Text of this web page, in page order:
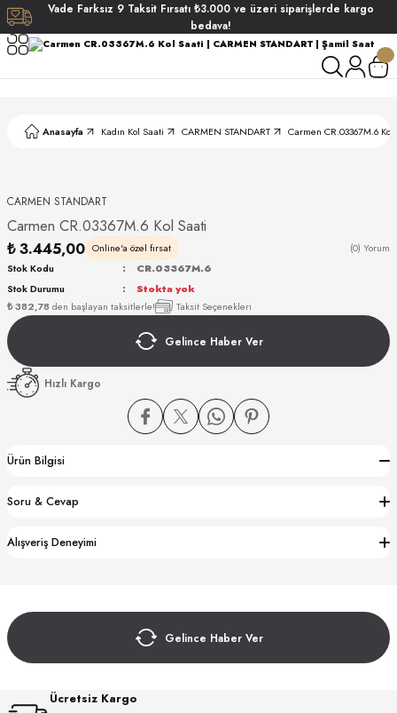
Vade Farksız 9 Taksit Fırsatı ₺3.000 ve üzeri siparişlerde kargo
bedava!
Anasayfa Kadın Kol Saati CARMEN STANDART Carmen CR.03367M.6 Kol
CARMEN STANDART
Carmen CR.03367M.6 Kol Saati
₺ 3.445,00 Online'a özel fırsat (0) Yorum
₺ 382,78 den başlayan taksitlerle! Taksit Seçenekleri
Stok Kodu
CR.03367M.6
Stok Durumu
Stokta yok
Gelince Haber Ver
Hızlı Kargo
Ürün Bilgisi
Soru & Cevap
Alışveriş Deneyimi
Gelince Haber Ver
Ücretsiz Kargo